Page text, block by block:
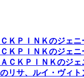
ＫＰＩＮＫのジェ
ＫＰＩＮＫのジェ
ＣＫＰＩＮＫのジ
リサ、ルイ・ヴィ